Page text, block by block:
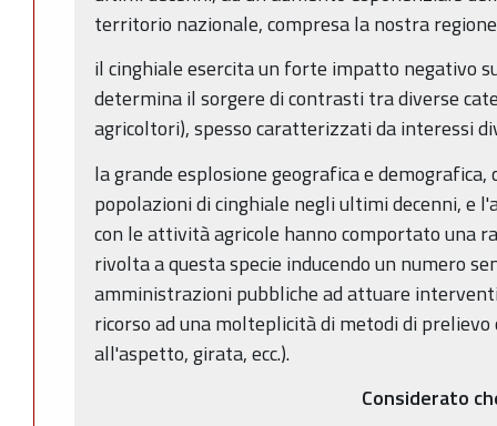
territorio nazionale, compresa la nostra
il cinghiale esercita un forte impatto negativo
determina il sorgere di contrasti tra diverse
agricoltori), spesso caratterizzati da interessi
la grande esplosione geografica e
popolazioni di cinghiale negli ultimi decenni, e
con le attività agricole hanno comportato una
rivolta a questa specie inducendo un numero
amministrazioni pubbliche ad attuare
ricorso ad una molteplicità di metodi di
all'aspetto, girata, ecc.).
Considerato